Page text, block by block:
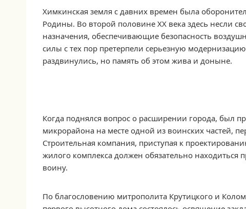
Химкинская земля с давних времен была
Родины. Во второй половине XX века здесь несли
назначения, обеспечивающие безопасность
силы с тех пор претерпели серьезную
раздвинулись, но память об этом жива и доныне.
Когда поднялся вопрос о расширении города, был
микрорайона на месте одной из воинских частей,
Строительная компания, приступая к
жилого комплекса должен обязательно
воину.
По благословению митрополита Крутицкого и